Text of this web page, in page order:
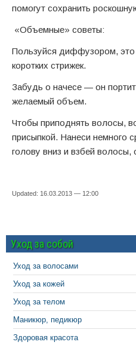
помогут сохранить
«Объемные» советы:
Пользуйся диффузором, это
коротких стрижек.
Забудь о начесе — он
желаемый объем.
Чтобы приподнять волосы,
присыпкой. Нанеси немного
голову вниз и взбей волосы,
Updated: 16.03.2013 — 12:00
Уход за собой
Уход за волосами
Уход за кожей
Уход за телом
Маникюр, педикюр
Здоровая красота